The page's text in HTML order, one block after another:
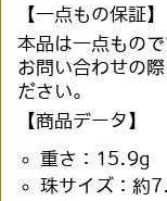
【一点もの保証】
本品は一点もの
お問い合わせの
ださい。
【商品データ】
重さ：15.9g
珠サイズ：約